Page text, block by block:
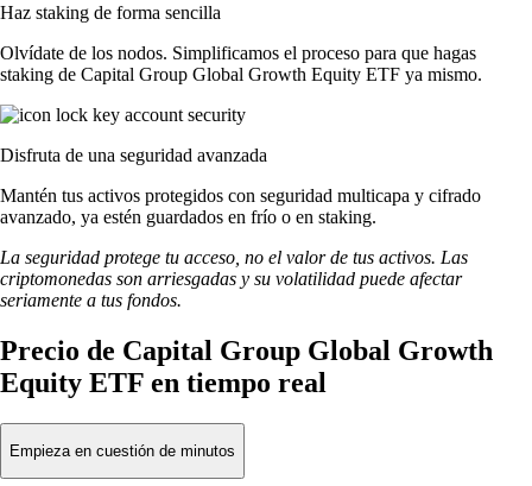
Haz staking de forma sencilla
Olvídate de los nodos. Simplificamos el proceso para que hagas
staking de Capital Group Global Growth Equity ETF ya mismo.
Disfruta de una seguridad avanzada
Mantén tus activos protegidos con seguridad multicapa y cifrado
avanzado, ya estén guardados en frío o en staking.
La seguridad protege tu acceso, no el valor de tus activos. Las
criptomonedas son arriesgadas y su volatilidad puede afectar
seriamente a tus fondos.
Precio de Capital Group Global Growth
Equity ETF en tiempo real
Empieza en cuestión de minutos